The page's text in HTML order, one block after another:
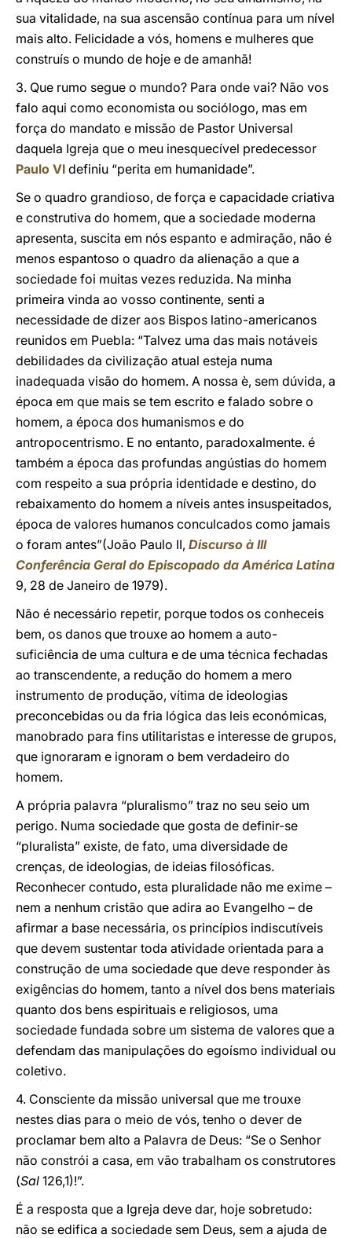
sua vitalidade, na sua ascensão contínua para um nível
mais alto. Felicidade a vós, homens e mulheres que
construís o mundo de hoje e de amanhã!
3. Que rumo segue o mundo? Para onde vai? Não vos
falo aqui como economista ou sociólogo, mas em
força do mandato e missão de Pastor Universal
daquela Igreja que o meu inesquecível predecessor
Paulo VI definiu “perita em humanidade”.
Se o quadro grandioso, de força e capacidade criativa
e construtiva do homem, que a sociedade moderna
apresenta, suscita em nós espanto e admiração, não é
menos espantoso o quadro da alienação a que a
sociedade foi muitas vezes reduzida. Na minha
primeira vinda ao vosso continente, senti a
necessidade de dizer aos Bispos latino-americanos
reunidos em Puebla: “Talvez uma das mais notáveis
debilidades da civilização atual esteja numa
inadequada visão do homem. A nossa è, sem dúvida, a
época em que mais se tem escrito e falado sobre o
homem, a época dos humanismos e do
antropocentrismo. E no entanto, paradoxalmente. é
também a época das profundas angústias do homem
com respeito a sua própria identidade e destino, do
rebaixamento do homem a níveis antes insuspeitados,
época de valores humanos conculcados como jamais
o foram antes”(João Paulo II, Discurso à III
Conferência Geral do Episcopado da América Latina
9, 28 de Janeiro de 1979).
Não é necessário repetir, porque todos os conheceis
bem, os danos que trouxe ao homem a auto-
suficiência de uma cultura e de uma técnica fechadas
ao transcendente, a redução do homem a mero
instrumento de produção, vítima de ideologias
preconcebidas ou da fria lógica das leis económicas,
manobrado para fins utilitaristas e interesse de grupos,
que ignoraram e ignoram o bem verdadeiro do
homem.
A própria palavra “pluralismo” traz no seu seio um
perigo. Numa sociedade que gosta de definir-se
“pluralista” existe, de fato, uma diversidade de
crenças, de ideologias, de ideias filosóficas.
Reconhecer contudo, esta pluralidade não me exime –
nem a nenhum cristão que adira ao Evangelho – de
afirmar a base necessária, os princípios indiscutíveis
que devem sustentar toda atividade orientada para a
construção de uma sociedade que deve responder às
exigências do homem, tanto a nível dos bens materiais
quanto dos bens espirituais e religiosos, uma
sociedade fundada sobre um sistema de valores que a
defendam das manipulações do egoísmo individual ou
coletivo.
4. Consciente da missão universal que me trouxe
nestes dias para o meio de vós, tenho o dever de
proclamar bem alto a Palavra de Deus: “Se o Senhor
não constrói a casa, em vão trabalham os construtores
(Sal 126,1)!”.
É a resposta que a Igreja deve dar, hoje sobretudo:
não se edifica a sociedade sem Deus, sem a ajuda de